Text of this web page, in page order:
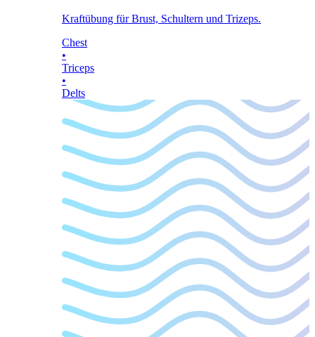
Kraftübung für Brust, Schultern und Trizeps.
Chest
•
Triceps
•
Delts